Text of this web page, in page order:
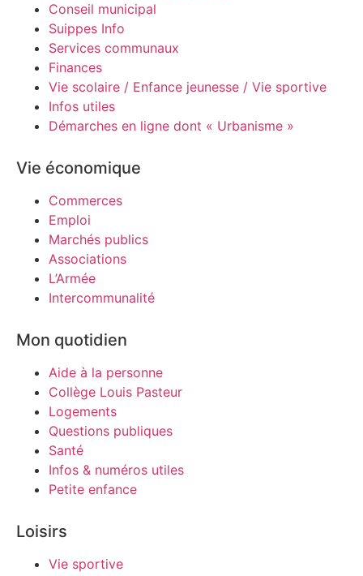
Conseil municipal
Suippes Info
Services communaux
Finances
Vie scolaire / Enfance jeunesse / Vie sportive
Infos utiles
Démarches en ligne dont « Urbanisme »
Vie économique
Commerces
Emploi
Marchés publics
Associations
L’Armée
Intercommunalité
Mon quotidien
Aide à la personne
Collège Louis Pasteur
Logements
Questions publiques
Santé
Infos & numéros utiles
Petite enfance
Loisirs
Vie sportive